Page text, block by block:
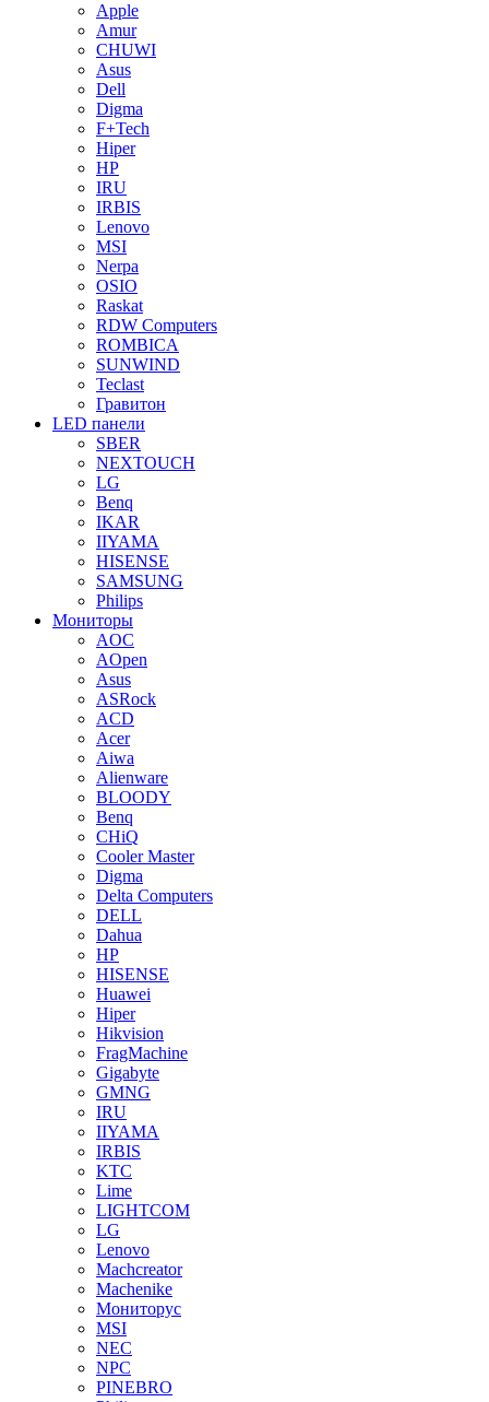
Apple
Amur
CHUWI
Asus
Dell
Digma
F+Tech
Hiper
HP
IRU
IRBIS
Lenovo
MSI
Nerpa
OSIO
Raskat
RDW Computers
ROMBICA
SUNWIND
Teclast
Гравитон
LED панели
SBER
NEXTOUCH
LG
Benq
IKAR
IIYAMA
HISENSE
SAMSUNG
Philips
Мониторы
AOC
AOpen
Asus
ASRock
ACD
Acer
Aiwa
Alienware
BLOODY
Benq
CHiQ
Cooler Master
Digma
Delta Computers
DELL
Dahua
HP
HISENSE
Huawei
Hiper
Hikvision
FragMachine
Gigabyte
GMNG
IRU
IIYAMA
IRBIS
KTC
Lime
LIGHTCOM
LG
Lenovo
Machcreator
Machenike
Мониторус
MSI
NEC
NPC
PINEBRO